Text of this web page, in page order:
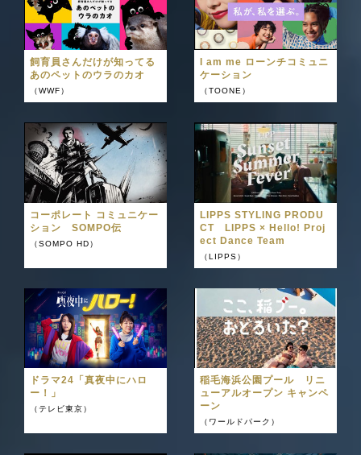
飼育員さんだけが知ってる
あのペットのウラのカオ
（WWF）
I am me ローンチコミュニ
ケーション
（TOONE）
コーポレート コミュニケー
ション SOMPO伝
（SOMPO HD）
LIPPS STYLING PRODU
CT LIPPS × Hello! Proj
ect Dance Team
（LIPPS）
ドラマ24「真夜中にハロ
ー！」
（テレビ東京）
稲毛海浜公園プール リニ
ューアルオープン キャンペ
ーン
（ワールドパーク）